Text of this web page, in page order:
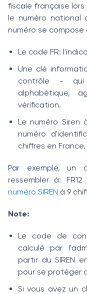
fiscale française
le numéro national
numéro se
Le code FR:
Une clé
contrôle -
alphabétique,
vérification.
Le numéro Siren
numéro
chiffres en France.
Par exemple, un
ressembler à: FR12
numéro SIREN à 9
Note:
Le code de
calculé par
partir du SIREN
pour se protéger
Si vous avez un